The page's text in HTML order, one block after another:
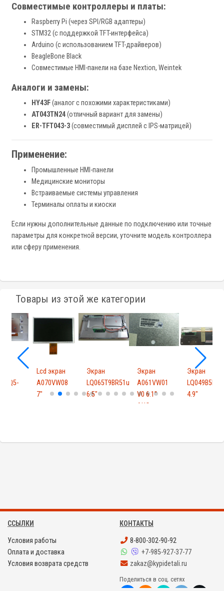
Совместимые контроллеры и платы:
Raspberry Pi (через SPI/RGB адаптеры)
STM32 (с поддержкой TFT-интерфейса)
Arduino (с использованием TFT-драйверов)
BeagleBone Black
Совместимые HMI-панели на базе Nextion, Weintek
Аналоги и замены:
HY43F(аналог с похожими характеристиками)
AT043TN24(отличный вариант для замены)
ER-TFT043-3(совместимый дисплей с IPS-матрицей)
Применение:
Промышленные HMI-панели
Медицинские мониторы
Встраиваемые системы управления
Терминалы оплаты и киоски
Если нужны дополнительные данные по подключению или точные
параметры для конкретной версии, уточните модель контроллера
или сферу применения.
Товары из этой же категории
Lcd экран
A070VW08
Экран
LQ065T9BR51u
6.5"
Экран
A061VW01
V0 6.1"
Экран
LQ049B5DG02
4.9"
ССЫЛКИ
Условия работы
Оплата и доставка
Условия возврата средств
КОНТАКТЫ
8-800-302-90-92
+7-985-927-37-77
zakaz@kypidetali.ru
Поделиться в соц. сетях